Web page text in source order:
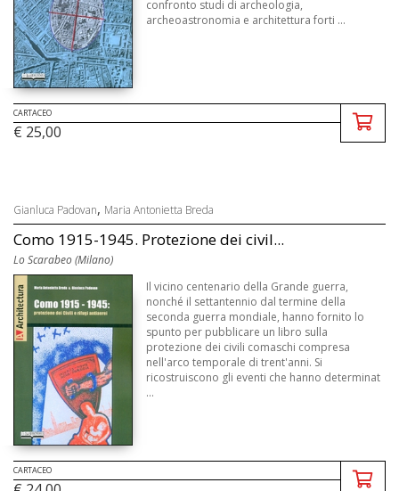
confronto studi di archeologia,
archeoastronomia e architettura forti ...
CARTACEO
€ 25,00
Gianluca Padovan, Maria Antonietta Breda
Como 1915-1945. Protezione dei civil...
Lo Scarabeo (Milano)
Il vicino centenario della Grande guerra,
nonché il settantennio dal termine della
seconda guerra mondiale, hanno fornito lo
spunto per pubblicare un libro sulla
protezione dei civili comaschi compresa
nell'arco temporale di trent'anni. Si
ricostruiscono gli eventi che hanno determinat
...
CARTACEO